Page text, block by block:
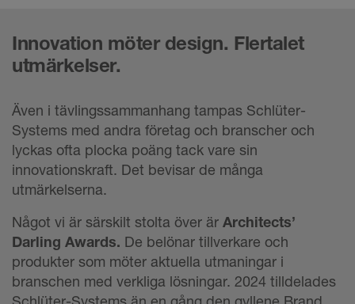
Innovation möter design. Flertalet
utmärkelser.
Även i tävlingssammanhang tampas Schlüter-
Systems med andra företag och branscher och
lyckas ofta plocka poäng tack vare sin
innovationskraft. Det bevisar de många
utmärkelserna.
Något vi är särskilt stolta över är Architects’
Darling Awards. De belönar tillverkare och
produkter som möter aktuella utmaningar i
branschen med verkliga lösningar. 2024 tilldelades